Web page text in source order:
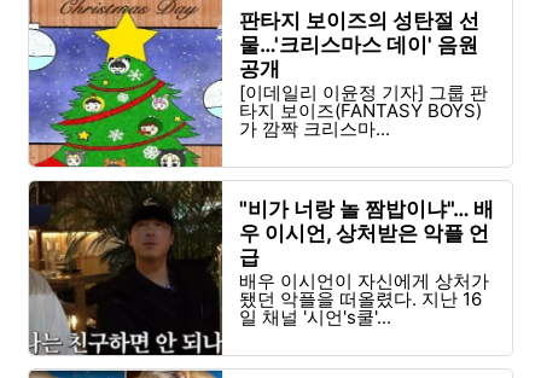
판타지 보이즈의 성탄절 선
물…'크리스마스 데이' 음원
공개
[이데일리 이윤정 기자] 그룹 판
타지 보이즈(FANTASY BOYS)
가 깜짝 크리스마...
"비가 너랑 놀 짬밥이냐"… 배
우 이시언, 상처받은 악플 언
급
배우 이시언이 자신에게 상처가
됐던 악플을 떠올렸다. 지난 16
일 채널 '시언's쿨'...